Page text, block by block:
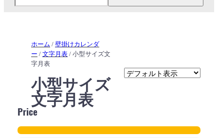
ホーム / 壁掛けカレンダ
ー / 文字月表 / 小型サイズ文
字月表
小型サイズ
文字月表
Price